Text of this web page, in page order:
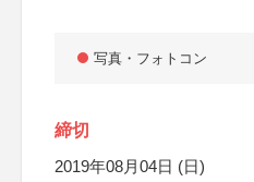
写真・フォトコン
締切
2019年08月04日 (日)